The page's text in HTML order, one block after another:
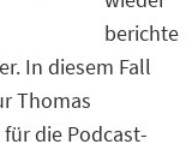
berichte
In diesem Fall
Thomas
die Podcast-